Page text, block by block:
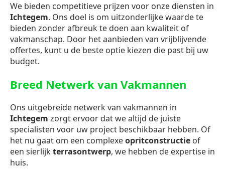
We bieden competitieve prijzen voor onze diensten in
Ichtegem. Ons doel is om uitzonderlijke waarde te
bieden zonder afbreuk te doen aan kwaliteit of
vakmanschap. Door het aanbieden van vrijblijvende
offertes, kunt u de beste optie kiezen die past bij uw
budget.
Breed Netwerk van Vakmannen
Ons uitgebreide netwerk van vakmannen in
Ichtegem zorgt ervoor dat we altijd de juiste
specialisten voor uw project beschikbaar hebben. Of
het nu gaat om een complexeopritconstructie of
een sierlijkterrasontwerp, we hebben de expertise in
huis.